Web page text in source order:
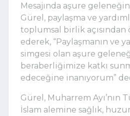
Mesajında aşure
Gürel, paylaşma ve
toplumsal birlik
ederek, “Paylaşmanın ve
simgesi olan aşure
beraberliğimize katkı
edeceğine inanıyorum”
Gürel, Muharrem Ayı’nın
İslam alemine sağlık,